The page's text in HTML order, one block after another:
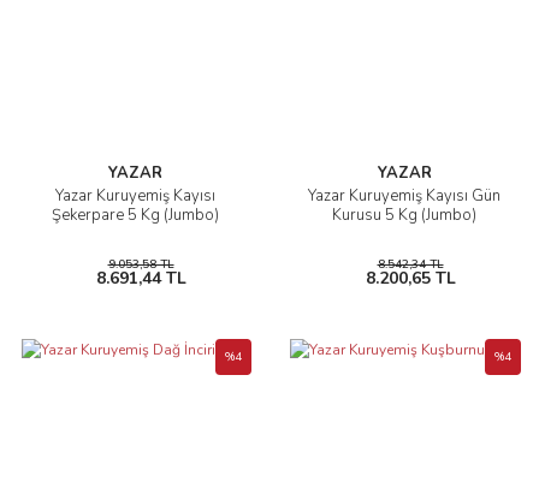
YAZAR
Yazar Kuruyemiş Kayısı
Şekerpare 5 Kg (Jumbo)
9.053,58 TL
8.691,44 TL
YAZAR
Yazar Kuruyemiş Kayısı Gün
Kurusu 5 Kg (Jumbo)
8.542,34 TL
8.200,65 TL
%4 %4